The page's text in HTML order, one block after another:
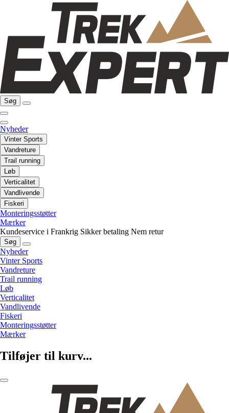
Søg
Nyheder
Vinter Sports
Vandreture
Trail running
Løb
Verticalitet
Vandlivende
Fiskeri
Monteringsstøtter
Mærker
Kundeservice i Frankrig Sikker betaling Nem retur
Søg
Nyheder
Vinter Sports
Vandreture
Trail running
Løb
Verticalitet
Vandlivende
Fiskeri
Monteringsstøtter
Mærker
Tilføjer til kurv...